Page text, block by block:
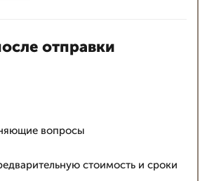
отправки
вопросы
стоимость и сроки